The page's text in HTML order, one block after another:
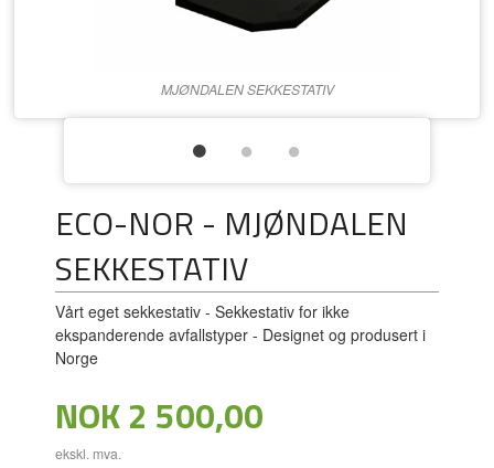
MJØNDALEN SEKKESTATIV
ECO-NOR - MJØNDALEN
SEKKESTATIV
Vårt eget sekkestativ - Sekkestativ for ikke
ekspanderende avfallstyper - Designet og produsert i
Norge
Pris
NOK2 500,00
ekskl. mva.